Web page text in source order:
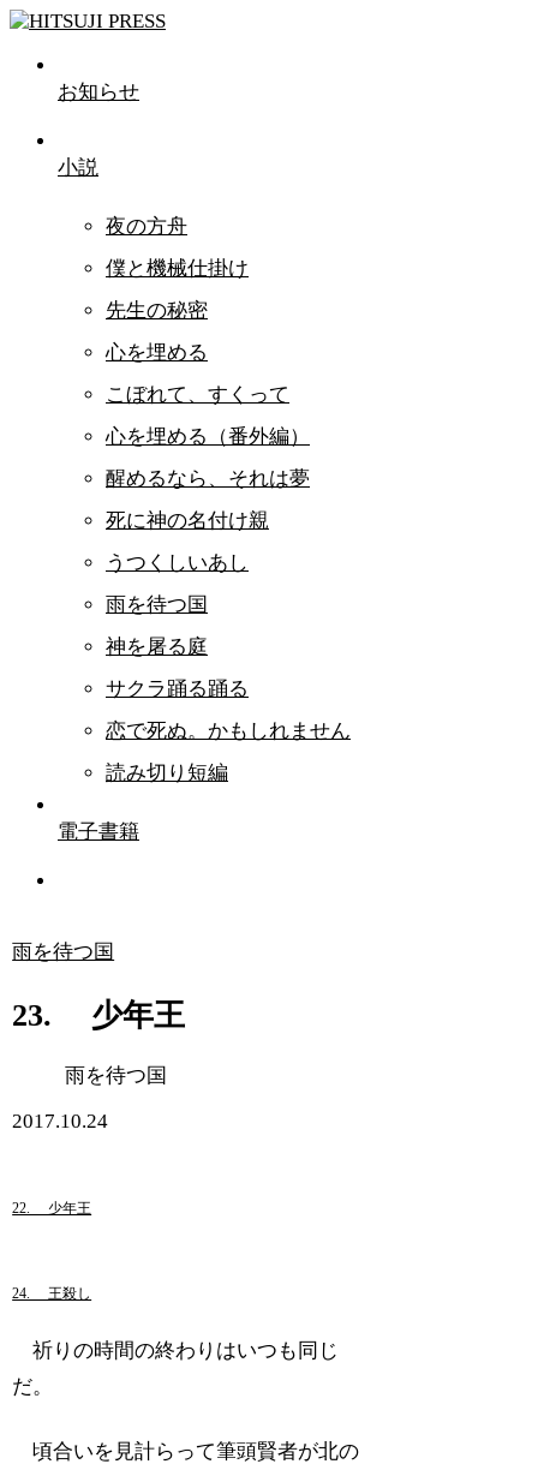
お知らせ
小説
夜の方舟
僕と機械仕掛け
先生の秘密
心を埋める
こぼれて、すくって
心を埋める（番外編）
醒めるなら、それは夢
死に神の名付け親
うつくしいあし
雨を待つ国
神を屠る庭
サクラ踊る踊る
恋で死ぬ。かもしれません
読み切り短編
電子書籍
雨を待つ国
23. 少年王
雨を待つ国
2017.10.24
22. 少年王
24. 王殺し
祈りの時間の終わりはいつも同じ
だ。
頃合いを見計らって筆頭賢者が北の